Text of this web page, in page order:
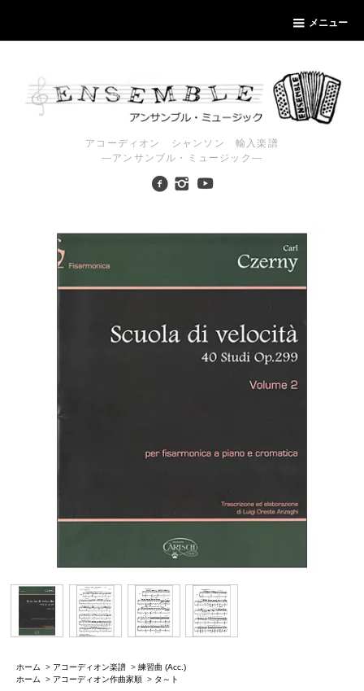
メニュー
アコーディオン シャンソン 輸入楽譜
―アンサンブル・ミュージック―
ホーム > アコーディオン楽譜 > 練習曲 (Acc.)
ホーム
> アコーディオン作曲家順 > タ～ト